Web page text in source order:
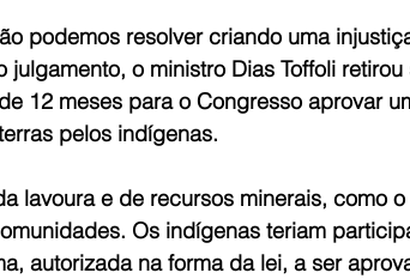
podemos resolver criando uma
julgamento, o ministro Dias Toffoli
12 meses para o Congresso aprovar
pelos indígenas.
lavoura e de recursos minerais, como
Os indígenas teriam
autorizada na forma da lei, a ser